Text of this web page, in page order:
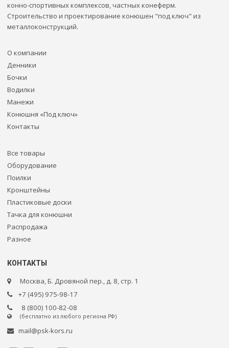
конно-спортивных комплексов, частных конеферм.
Строительство и проектирование конюшен "под ключ" из
металлоконструкций.
О компании
Денники
Бочки
Водилки
Манежи
Конюшня «Под ключ»
Контакты
Все товары
Оборудование
Поилки
Кронштейны
Пластиковые доски
Тачка для конюшни
Распродажа
Разное
КОНТАКТЫ
Москва, Б. Дровяной пер., д. 8, стр. 1
+7 (495) 975-98-17
8 (800) 100-82-08
(бесплатно из любого региона РФ)
mail@psk-kors.ru